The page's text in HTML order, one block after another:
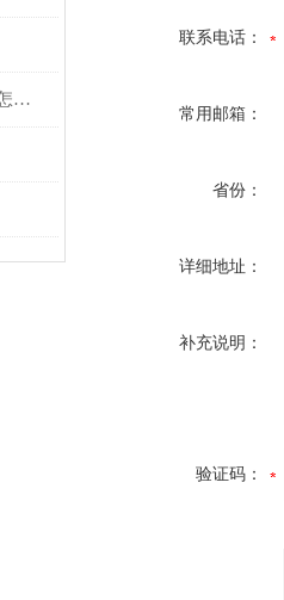
蔬菜清洗流水线的工作流程是怎么的？
联系电话：
常用邮箱：
省份：
详细地址：
补充说明：
验证码：